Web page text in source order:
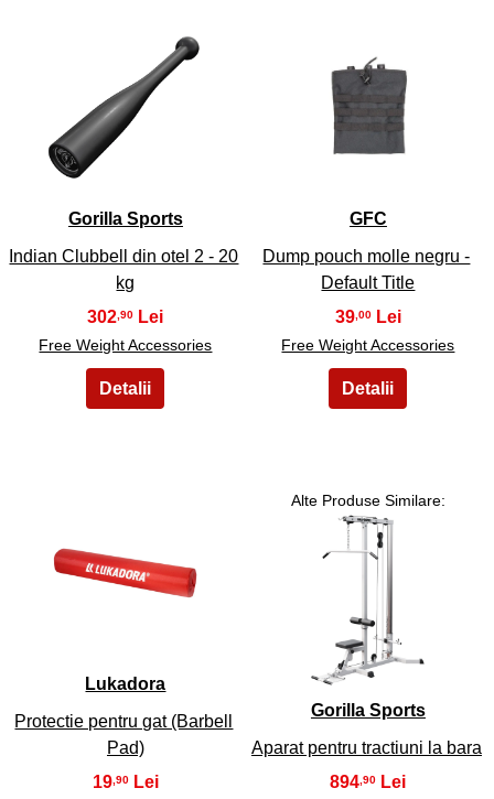
13
Gorilla Sports
Indian Clubbell din otel 2 - 20
kg
302 ,90
Free Weight Accessories
14
GFC
Dump pouch molle negru -
Default Title
39,00
Free Weight Accessories
15
Lukadora
Protectie pentru gat (Barbell
Pad)
19,90
Alte Produse Similare:
Gorilla Sports
Aparat pentru tractiuni la bara
894 ,90